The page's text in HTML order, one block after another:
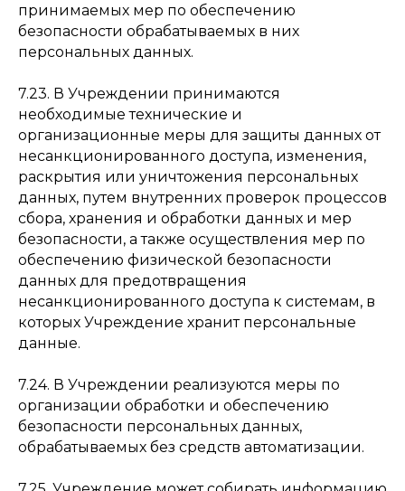
принимаемых мер по обеспечению
безопасности обрабатываемых в них
персональных данных.
7.23. В Учреждении принимаются
необходимые технические и
организационные меры для защиты данных от
несанкционированного доступа, изменения,
раскрытия или уничтожения персональных
данных, путем внутренних проверок процессов
сбора, хранения и обработки данных и мер
безопасности, а также осуществления мер по
обеспечению физической безопасности
данных для предотвращения
несанкционированного доступа к системам, в
которых Учреждение хранит персональные
данные.
7.24. В Учреждении реализуются меры по
организации обработки и обеспечению
безопасности персональных данных,
обрабатываемых без средств автоматизации.